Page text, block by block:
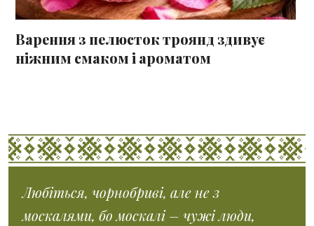
Варення з пелюсток троянд здивує
ніжним смаком і ароматом
Любіться, чорнобриві, але не з
москалями, бо москалі – чужі люди,